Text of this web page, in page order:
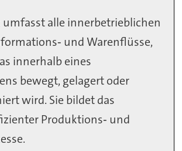
alle innerbetrieblichen
und Warenflüsse,
innerhalb eines
bewegt, gelagert oder
wird. Sie bildet das
Produktions‑ und